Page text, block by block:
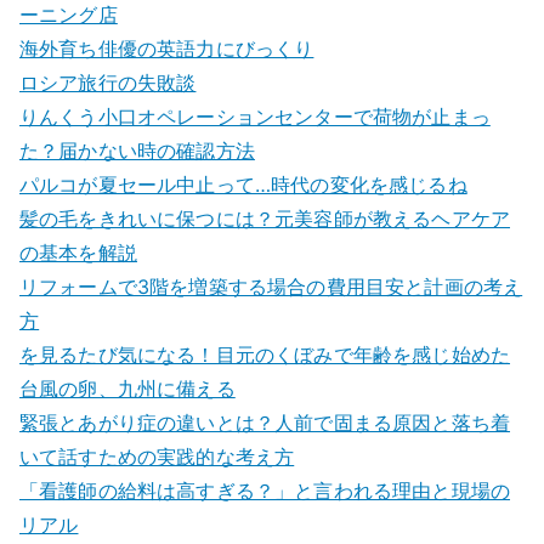
ーニング店
海外育ち俳優の英語力にびっくり
ロシア旅行の失敗談
りんくう小口オペレーションセンターで荷物が止まっ
た？届かない時の確認方法
パルコが夏セール中止って…時代の変化を感じるね
髪の毛をきれいに保つには？元美容師が教えるヘアケア
の基本を解説
リフォームで3階を増築する場合の費用目安と計画の考え
方
を見るたび気になる！目元のくぼみで年齢を感じ始めた
台風の卵、九州に備える
緊張とあがり症の違いとは？人前で固まる原因と落ち着
いて話すための実践的な考え方
「看護師の給料は高すぎる？」と言われる理由と現場の
リアル